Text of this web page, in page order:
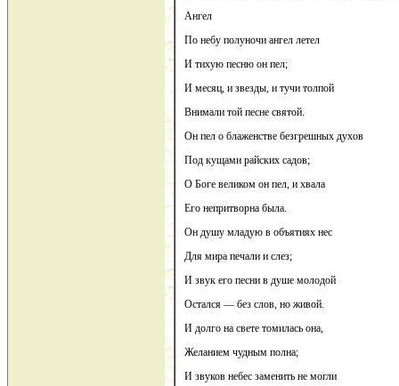
Ангел
По небу полуночи ангел летел
И тихую песню он пел;
И месяц, и звезды, и тучи толпой
Внимали той песне святой.
Он пел о блаженстве безгрешных духов
Под кущами райских садов;
О Боге великом он пел, и хвала
Его непритворна была.
Он душу младую в объятиях нес
Для мира печали и слез;
И звук его песни в душе молодой
Остался — без слов, но живой.
И долго на свете томилась она,
Желанием чудным полна;
И звуков небес заменить не могли